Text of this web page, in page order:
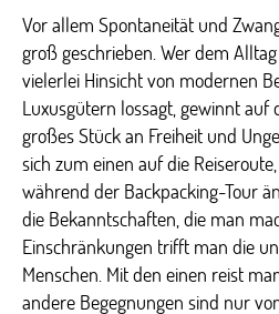
Vor allem Spontaneität und
groß geschrieben. Wer dem
vielerlei Hinsicht von modernen
Luxusgütern lossagt, gewinnt auf
großes Stück an Freiheit und
sich zum einen auf die
während der Backpacking-Tour
die Bekanntschaften, die man
Einschränkungen trifft man die
Menschen. Mit den einen reist
andere Begegnungen sind nur